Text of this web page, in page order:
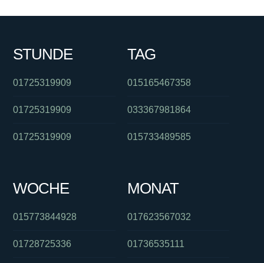
STUNDE
01725319909
01725319909
01725319909
TAG
015165467358
033367981864
015733489585
WOCHE
015773844928
01728725336
MONAT
017623567032
01736535111